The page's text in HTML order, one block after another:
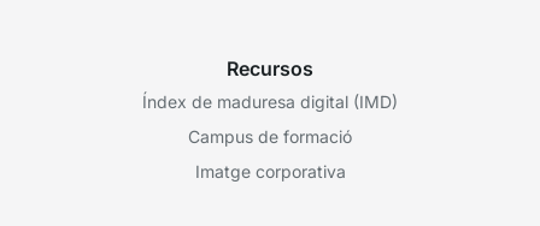
Recursos
Índex de maduresa digital (IMD)
Campus de formació
Imatge corporativa